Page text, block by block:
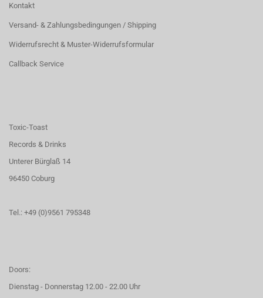
Kontakt
Versand- & Zahlungsbedingungen / Shipping
Widerrufsrecht & Muster-Widerrufsformular
Callback Service
Toxic-Toast
Records & Drinks
Unterer Bürglaß 14
96450 Coburg
Tel.: +49 (0)9561 795348
Doors:
Dienstag - Donnerstag 12.00 - 22.00 Uhr